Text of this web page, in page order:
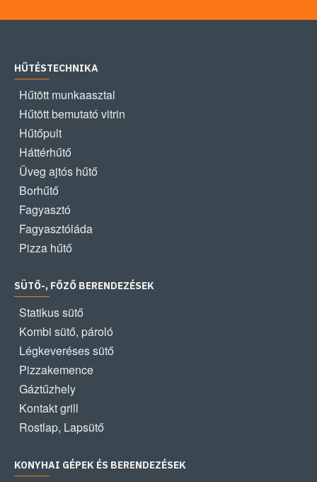
HŰTÉSTECHNIKA
Hűtött munkaasztal
Hűtött bemutató vitrin
Hűtőpult
Háttérhűtő
Üveg ajtós hűtő
Borhűtő
Fagyasztó
Fagyasztóláda
Pizza hűtő
SÜTŐ-, FŐZŐ BERENDEZÉSEK
Statikus sütő
Kombi sütő, pároló
Légkeveréses sütő
Pizzakemence
Gáztűzhely
Kontakt grill
Rostlap, Lapsütő
KONYHAI GÉPEK ÉS BERENDEZÉSEK